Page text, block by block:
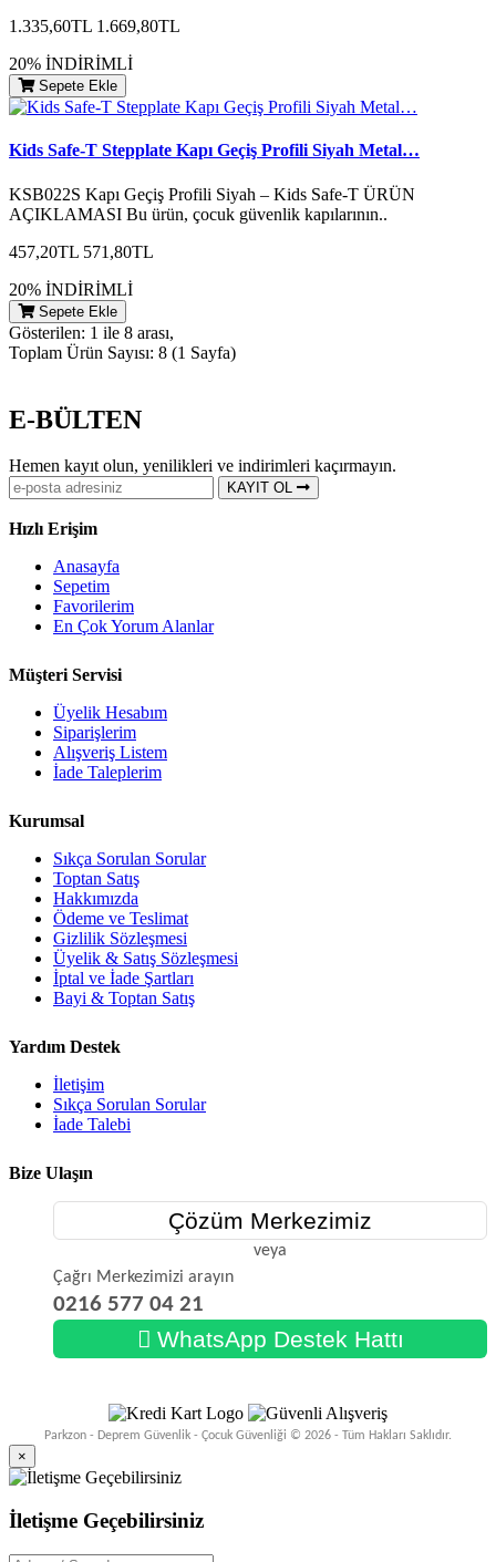
1.335,60TL 1.669,80TL
20% İNDİRİMLİ
Sepete Ekle
Kids Safe-T Stepplate Kapı Geçiş Profili Siyah Metal…
KSB022S Kapı Geçiş Profili Siyah – Kids Safe-T ÜRÜN
AÇIKLAMASI Bu ürün, çocuk güvenlik kapılarının..
457,20TL 571,80TL
20% İNDİRİMLİ
Sepete Ekle
Gösterilen: 1 ile 8 arası,
Toplam Ürün Sayısı: 8 (1 Sayfa)
E-BÜLTEN
Hemen kayıt olun, yenilikleri ve indirimleri kaçırmayın.
KAYIT OL
Hızlı Erişim
Anasayfa
Sepetim
Favorilerim
En Çok Yorum Alanlar
Müşteri Servisi
Üyelik Hesabım
Siparişlerim
Alışveriş Listem
İade Taleplerim
Kurumsal
Sıkça Sorulan Sorular
Toptan Satış
Hakkımızda
Ödeme ve Teslimat
Gizlilik Sözleşmesi
Üyelik & Satış Sözleşmesi
İptal ve İade Şartları
Bayi & Toptan Satış
Yardım Destek
İletişim
Sıkça Sorulan Sorular
İade Talebi
Bize Ulaşın
Çözüm Merkezimiz
veya
Çağrı Merkezimizi arayın
0216 577 04 21
WhatsApp Destek Hattı
Parkzon - Deprem Güvenlik - Çocuk Güvenliği © 2026 - Tüm Hakları Saklıdır.
×
İletişme Geçebilirsiniz